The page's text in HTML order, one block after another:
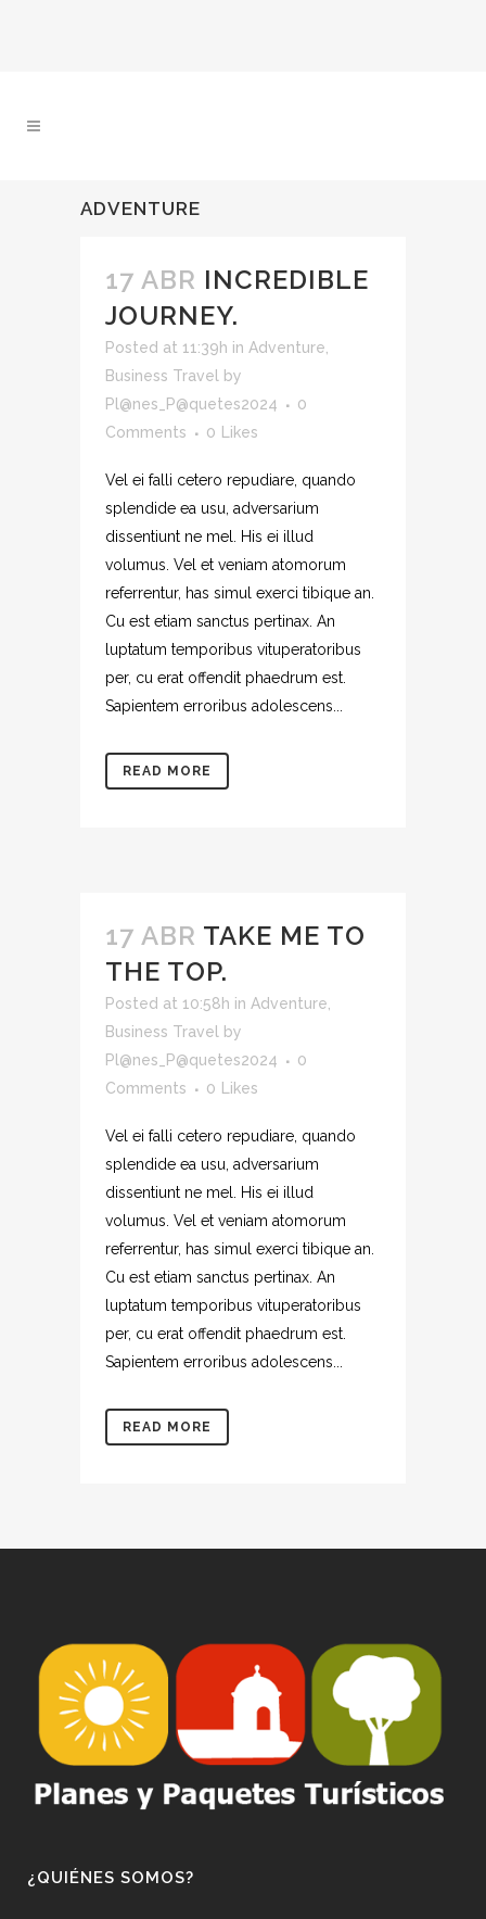
ADVENTURE
17 ABR INCREDIBLE
JOURNEY.
Posted at 11:39h in Adventure
Business Travel
by
Pl@nes_P@quetes2024
0
Comments
0 Likes
Vel ei falli cetero repudiare, quando
splendide ea usu, adversarium
dissentiunt ne mel. His ei illud
volumus. Vel et veniam atomorum
referrentur, has simul exerci tibique an.
Cu est etiam sanctus pertinax. An
luptatum temporibus vituperatoribus
per, cu erat offendit phaedrum est.
Sapientem erroribus adolescens...
READ MORE
17 ABR TAKE ME TO
THE TOP.
Posted at 10:58h in Adventure
Business Travel
by
Pl@nes_P@quetes2024
0
Comments
0 Likes
Vel ei falli cetero repudiare, quando
splendide ea usu, adversarium
dissentiunt ne mel. His ei illud
volumus. Vel et veniam atomorum
referrentur, has simul exerci tibique an.
Cu est etiam sanctus pertinax. An
luptatum temporibus vituperatoribus
per, cu erat offendit phaedrum est.
Sapientem erroribus adolescens...
READ MORE
¿QUIÉNES SOMOS?